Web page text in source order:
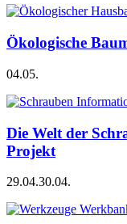
Ökologische
04.05.
Die Welt der
Projekt
29.04.30.04.